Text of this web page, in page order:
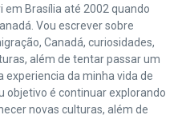
em Brasília até 2002 quando
Vou escrever sobre
Canadá, curiosidades,
além de tentar passar um
experiencia da minha vida de
objetivo é continuar explorando
novas culturas, além de